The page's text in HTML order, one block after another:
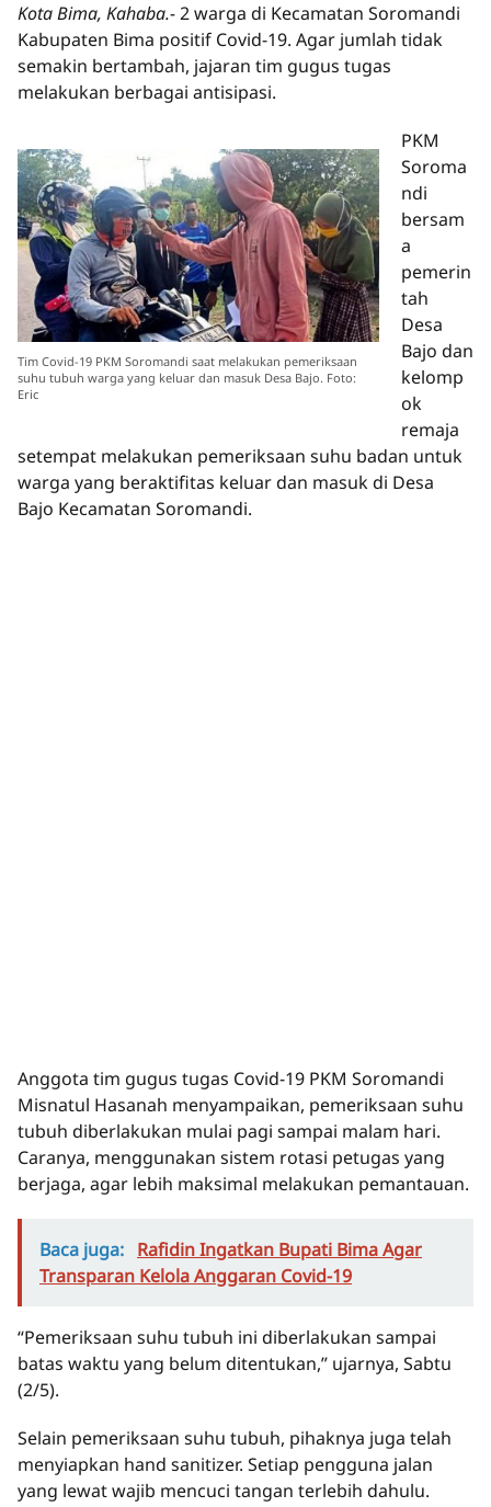
Kota Bima, Kahaba.-2 warga di Kecamatan Soromandi
Kabupaten Bima positif Covid-19. Agar jumlah tidak
semakin bertambah, jajaran tim gugus tugas
melakukan berbagai antisipasi.
Tim Covid-19 PKM Soromandi saat melakukan pemeriksaan
suhu tubuh warga yang keluar dan masuk Desa Bajo. Foto:
Eric
PKM
Soroma
ndi
bersam
a
pemerin
tah
Desa
Bajo dan
kelomp
ok
remaja
setempat melakukan pemeriksaan suhu badan untuk
warga yang beraktifitas keluar dan masuk di Desa
Bajo Kecamatan Soromandi.
Anggota tim gugus tugas Covid-19 PKM Soromandi
Misnatul Hasanah menyampaikan, pemeriksaan suhu
tubuh diberlakukan mulai pagi sampai malam hari.
Caranya, menggunakan sistem rotasi petugas yang
berjaga, agar lebih maksimal melakukan pemantauan.
Baca juga: Rafidin Ingatkan Bupati Bima Agar
Transparan Kelola Anggaran Covid-19
“Pemeriksaan suhu tubuh ini diberlakukan sampai
batas waktu yang belum ditentukan,” ujarnya, Sabtu
(2/5).
Selain pemeriksaan suhu tubuh, pihaknya juga telah
menyiapkan hand sanitizer. Setiap pengguna jalan
yang lewat wajib mencuci tangan terlebih dahulu.